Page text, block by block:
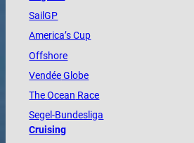
SailGP
America’s Cup
Offshore
VendéeGlobe
TheOcean Race
Segel-Bundesliga
Cruising